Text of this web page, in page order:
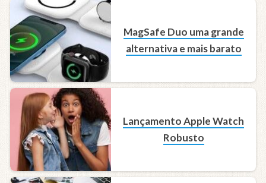
MagSafe Duo uma grande
alternativa e mais barato
Lançamento Apple Watch
Robusto